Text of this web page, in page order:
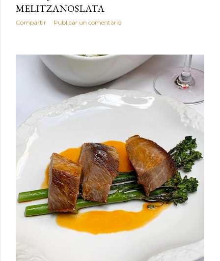
MELITZANOSLATA
Compartir Publicar un comentario